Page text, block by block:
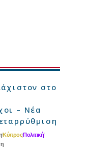
στο
– Νέα
ΚύπροςΠολιτική